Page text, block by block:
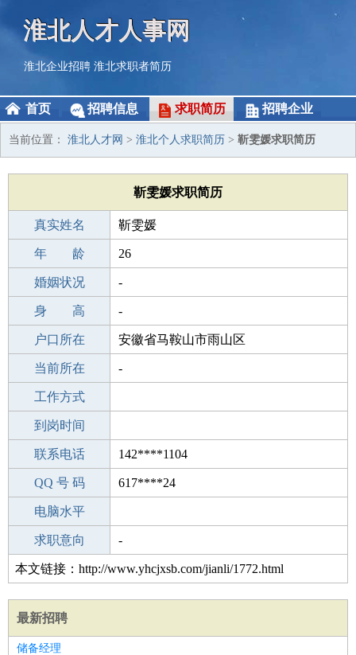
淮北人才人事网
淮北企业招聘 淮北求职者简历
首页 招聘信息 求职简历 招聘企业
当前位置： 淮北人才网 > 淮北个人求职简历 > 靳雯媛求职简历
靳雯媛求职简历
真实姓名 靳雯媛
性 别 女
年 龄 26
出生年月 2000-01-31
婚姻状况 -
学 历 成人教育
身 高 -
毕业学校 德阳市职业技能开发培训中心
户口所在 安徽省马鞍山市雨山区
所学专业 -
当前所在 -
工作经验
工作方式
驾 照
到岗时间
期望月薪
联系电话 142****1104
手机号码 142****1104
QQ 号 码 617****24
微信号码
电脑水平
外语水平
求职意向 -
本文链接：http://www.yhcjxsb.com/jianli/1772.html
最新招聘
储备经理